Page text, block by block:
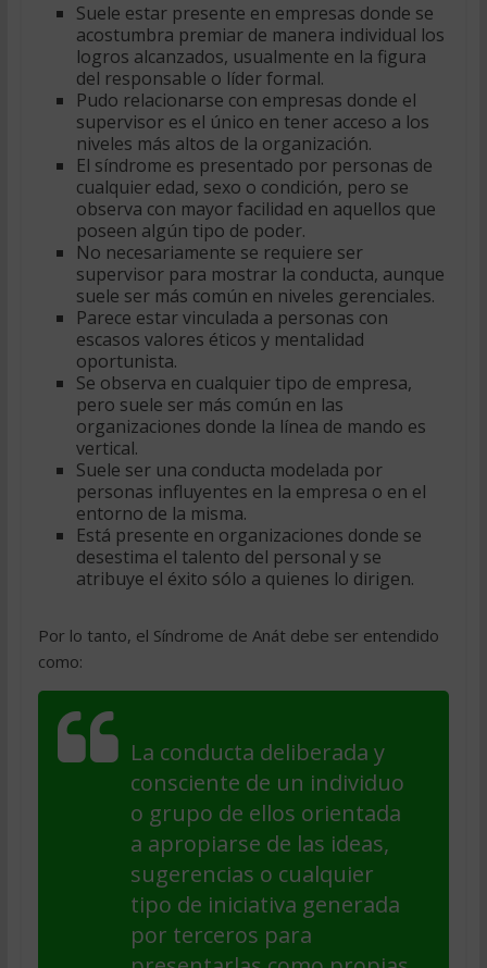
Suele estar presente en empresas donde se
acostumbra premiar de manera individual los
logros alcanzados, usualmente en la figura
del responsable o líder formal.
Pudo relacionarse con empresas donde el
supervisor es el único en tener acceso a los
niveles más altos de la organización.
El síndrome es presentado por personas de
cualquier edad, sexo o condición, pero se
observa con mayor facilidad en aquellos que
poseen algún tipo de poder.
No necesariamente se requiere ser
supervisor para mostrar la conducta, aunque
suele ser más común en niveles gerenciales.
Parece estar vinculada a personas con
escasos valores éticos y mentalidad
oportunista.
Se observa en cualquier tipo de empresa,
pero suele ser más común en las
organizaciones donde la línea de mando es
vertical.
Suele ser una conducta modelada por
personas influyentes en la empresa o en el
entorno de la misma.
Está presente en organizaciones donde se
desestima el talento del personal y se
atribuye el éxito sólo a quienes lo dirigen.
Por lo tanto, el Síndrome de Anát debe ser entendido
como:
La conducta deliberada y
consciente de un individuo
o grupo de ellos orientada
a apropiarse de las ideas,
sugerencias o cualquier
tipo de iniciativa generada
por terceros para